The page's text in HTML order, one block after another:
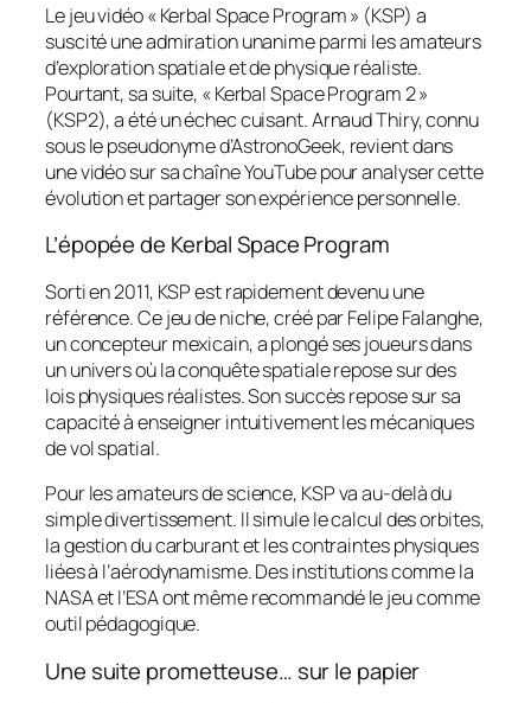
Le jeu vidéo « Kerbal Space Program » (KSP) a
suscité une admiration unanime parmi les amateurs
d’exploration spatiale et de physique réaliste.
Pourtant, sa suite, « Kerbal Space Program 2 »
(KSP2), a été un échec cuisant. Arnaud Thiry, connu
sous le pseudonyme d’AstronoGeek, revient dans
une vidéo sur sa chaîne YouTube pour analyser cette
évolution et partager son expérience personnelle.
L’épopée de Kerbal Space Program
Sorti en 2011, KSP est rapidement devenu une
référence. Ce jeu de niche, créé par Felipe Falanghe,
un concepteur mexicain, a plongé ses joueurs dans
un univers où la conquête spatiale repose sur des
lois physiques réalistes. Son succès repose sur sa
capacité à enseigner intuitivement les mécaniques
de vol spatial.
Pour les amateurs de science, KSP va au-delà du
simple divertissement. Il simule le calcul des orbites,
la gestion du carburant et les contraintes physiques
liées à l’aérodynamisme. Des institutions comme la
NASA et l’ESA ont même recommandé le jeu comme
outil pédagogique.
Une suite prometteuse… sur le papier